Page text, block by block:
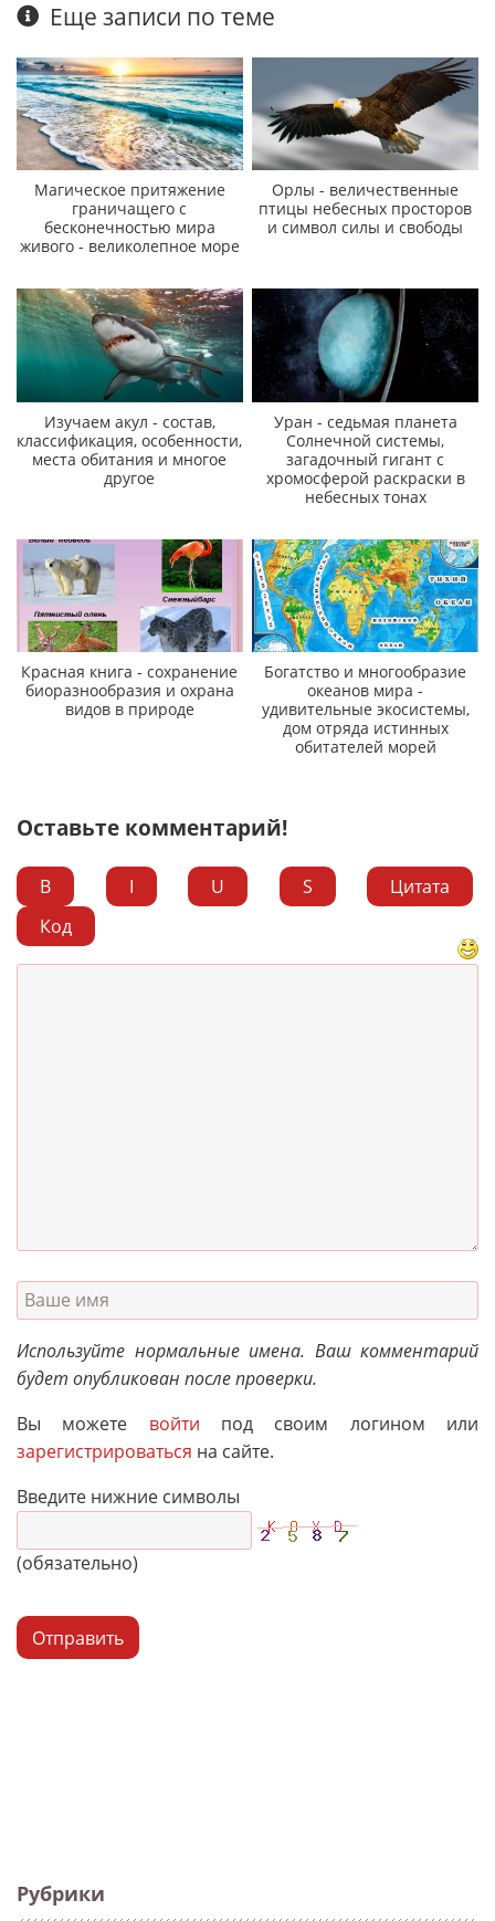
Рубрики
Еще записи по теме
Магическое притяжение
граничащего с
бесконечностью мира
живого - великолепное море
Орлы - величественные
птицы небесных просторов
и символ силы и свободы
Изучаем акул - состав,
классификация, особенности,
места обитания и многое
другое
Уран - седьмая планета
Солнечной системы,
загадочный гигант с
хромосферой раскраски в
небесных тонах
Красная книга - сохранение
биоразнообразия и охрана
видов в природе
Богатство и многообразие
океанов мира -
удивительные экосистемы,
дом отряда истинных
обитателей морей
Оставьте комментарий!
B I U S
Цитата
Код
Используйте нормальные имена. Ваш комментарий
будет опубликован после проверки.
Вы можете войти под своим логином или
зарегистрироваться на сайте.
Введите нижние символы
(обязательно)
Отправить